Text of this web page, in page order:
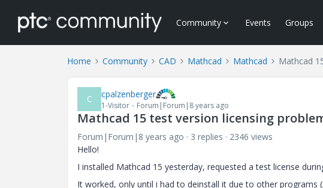
Community Events Groups
Home Community CAD Mathcad Mathcad Mathcad
C cpalzenberger
1-Visitor Forum|Forum|8 years ago
Mathcad 15 test version licensing
Forum|Forum|8 years ago 3 replies
2346 views
Hello!
I installed Mathcad 15 yesterday, requested a test license
It worked, only until i had to deinstall it due to other